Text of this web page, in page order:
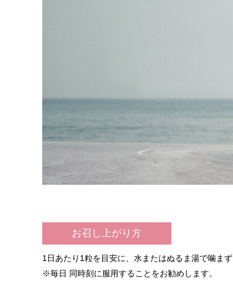
お召し上がり方
1日あたり1粒を目安に、水またはぬるま湯で噛ま
※毎日 同時刻に服用することをお勧めします。